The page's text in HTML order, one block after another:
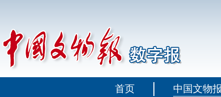
首页 中国文物